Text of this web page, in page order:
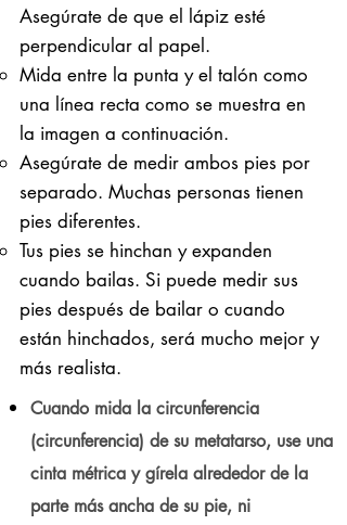
Asegúrate de que el lápiz esté
perpendicular al papel.
Mida entre la punta y el talón como
una línea recta como se muestra en
la imagen a continuación.
Asegúrate de medir ambos pies por
separado. Muchas personas tienen
pies diferentes.
Tus pies se hinchan y expanden
cuando bailas. Si puede medir sus
pies después de bailar o cuando
están hinchados, será mucho mejor y
más realista.
Cuando mida la circunferencia
(circunferencia) de su metatarso, use una
cinta métrica y gírela alrededor de la
parte más ancha de su pie, ni